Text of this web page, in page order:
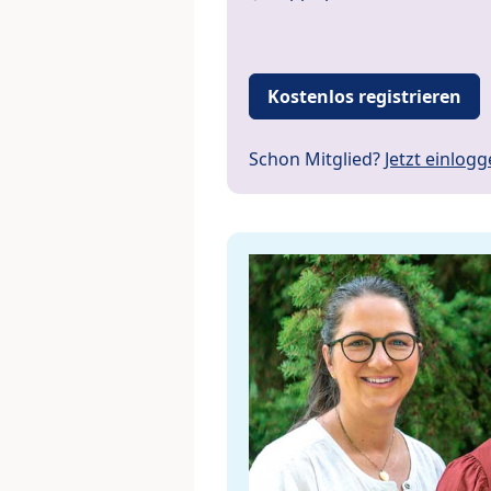
Kostenlos registrieren
Schon Mitglied? Jetzt